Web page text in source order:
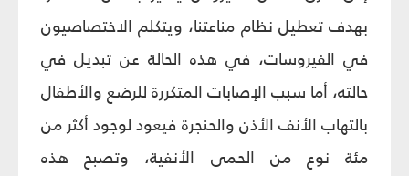
بهدف تعطيل نظام مناعتنا، ويتكلم الاختصاصيون
في الفيروسات، في هذه الحالة عن تبديل في
حالته، أما سبب الإصابات المتكررة للرضع والأطفال
بالتهاب الأنف الأذن والحنجرة فيعود لوجود أكثر من
مئة نوع من الحمى الأنفية، وتصبح هذه